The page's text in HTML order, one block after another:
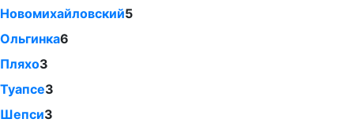
Новомихайловский5
Ольгинка6
Пляхо3
Туапсе3
Шепси3